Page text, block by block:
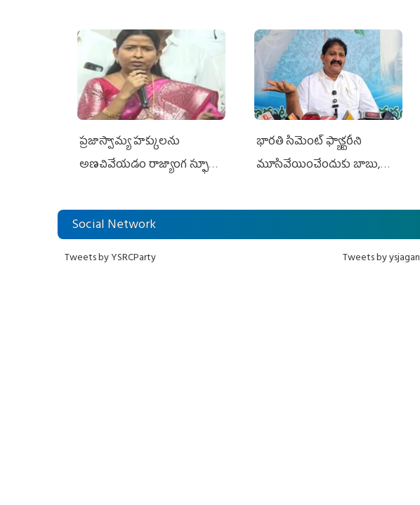
ప్రజాస్వామ్య హక్కులను
అణచివేయడం రాజ్యాంగ స్ఫూర్తికి
భారతి సిమెంట్ ఫ్యాక్టరీని
మూసివేయించేందుకు బాబు,
Social Network
Tweets by YSRCParty Tweets by ysjagan